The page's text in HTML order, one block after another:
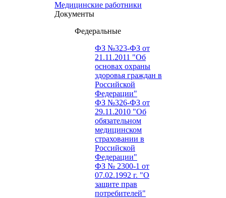
Медицинские работники
Документы
Федеральные
ФЗ №323-ФЗ от
21.11.2011 "Об
основах охраны
здоровья граждан в
Российской
Федерации"
ФЗ №326-ФЗ от
29.11.2010 "Об
обязательном
медицинском
страховании в
Российской
Федерации"
ФЗ № 2300-1 от
07.02.1992 г. "О
защите прав
потребителей"